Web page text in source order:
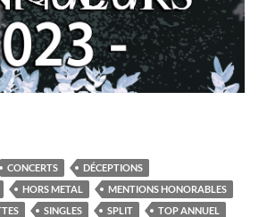
CONCERTS
DÉCEPTIONS
HORS METAL
MENTIONS HONORABLES
SINGLES SPLIT TOP ANNUEL